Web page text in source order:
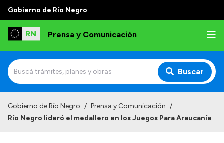
Gobierno de Río Negro
Prensa y Comunicación
Buscar
Gobierno de Río Negro / Prensa y Comunicación /
Río Negro lideró el medallero en los Juegos Para Araucanía